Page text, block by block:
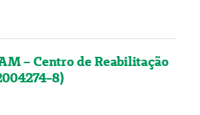
– Centro de Reabilitação
8)